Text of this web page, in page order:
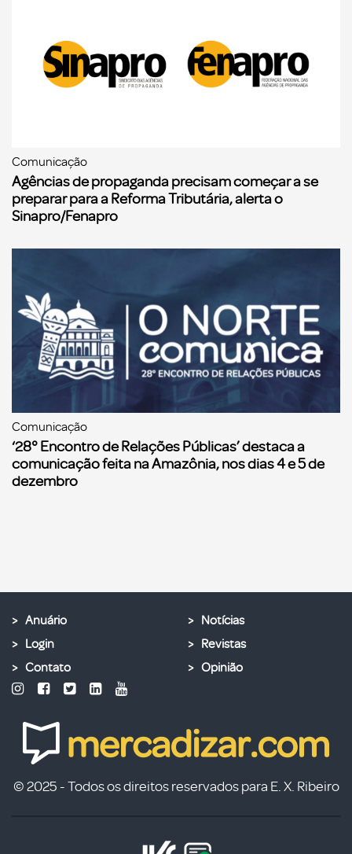
Comunicação
Agências de propaganda precisam começar a se
preparar para a Reforma Tributária, alerta o
Sinapro/Fenapro
Comunicação
‘28° Encontro de Relações Públicas’ destaca a
comunicação feita na Amazônia, nos dias 4 e 5 de
dezembro
Anuário
Login
Contato
Notícias
Revistas
Opinião
© 2025 - Todos os direitos reservados para E. X. Ribeiro